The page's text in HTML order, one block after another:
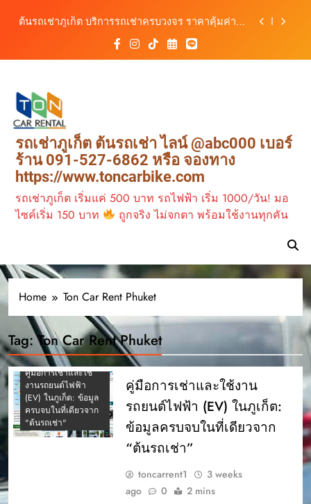
ต้นรถเช่าภูเก็ต บริการรถเช่าครบวงจร ราคาคุ้มค่า
เช่ารถมอเตอร์ไซค์ภูเก็ต กับต้นรถเช่า เดินทาง
สะดวก ราคาประหยัด เริ่มต้นเพียง 150 บาท/วัน
เลือกหลากหลาย พร้อมบริการ 24 ชั่วโมง
วิเคราะห์ตลาดรถเช่าภูเก็ต 3 เดือนข้างหน้า:
สิงหาคม–ตุลาคม 2569
ต้นรถเช่าภูเก็ต บริการรถเช่าครบวงจร ราคาคุ้มค่า
เดินทางสะดวกทุกเส้นทาง
เช่ารถมอเตอร์ไซค์ภูเก็ต กับต้นรถเช่า เดินทาง
สะดวก ราคาประหยัด เริ่มต้นเพียง 150 บาท/วัน
รถเช่าภูเก็ต ต้นรถเช่า ไลน์ @abc000 เบอร์
ร้าน 091-527-6862 หรือ จองทาง
https://www.toncarbike.com
รถเช่าภูเก็ต เริ่มแค่ 500 บาท รถไฟฟ้า เริ่ม 1000/วัน! มอ
ไซค์เริ่ม 150 บาท
ถูกจริง ไม่จกตา พร้อมใช้งานทุกคัน
Home Ton Car Rent Phuket
Tag:Ton Car Rent Phuket
คู่มือการเช่าและใช้
งานรถยนต์ไฟฟ้า
(EV) ในภูเก็ต: ข้อมูล
ครบจบในที่เดียวจาก
"ต้นรถเช่า"
คู่มือการเช่าและใช้งาน
รถยนต์ไฟฟ้า (EV) ในภูเก็ต:
ข้อมูลครบจบในที่เดียวจาก
“ต้นรถเช่า”
toncarrent1
3 weeks
ago
0 2 mins